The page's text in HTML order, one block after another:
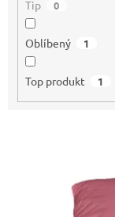
Tip 0
Oblíbený 1
Top produkt 1